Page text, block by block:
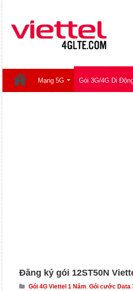
Mạng 5G Gói 3G/4G Di
Đăng ký gói 12ST50N
Gói 4G Viettel 1 Năm, Gói cước Data